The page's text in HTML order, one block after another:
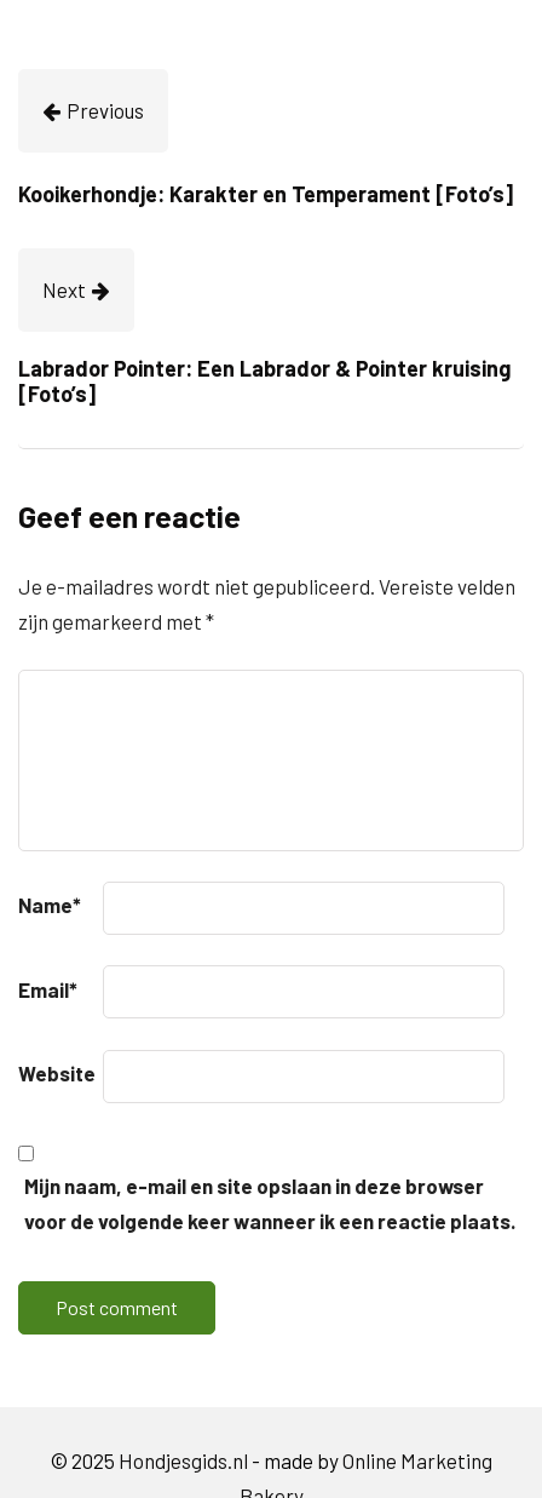
Previous
Kooikerhondje: Karakter en Temperament [Foto’s]
Next
Labrador Pointer: Een Labrador & Pointer kruising
[Foto’s]
Geef een reactie
Je e-mailadres wordt niet gepubliceerd. Vereiste velden
zijn gemarkeerd met *
Name*
Email*
Website
Mijn naam, e-mail en site opslaan in deze browser
voor de volgende keer wanneer ik een reactie plaats.
© 2025 Hondjesgids.nl - made byOnline Marketing